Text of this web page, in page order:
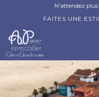
N'attendez
FAITES UNE